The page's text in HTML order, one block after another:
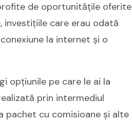
de oportunitățile oferite
investițiile care erau odată
la internet și o
opțiunile pe care le ai la
prin intermediul
pachet cu comisioane și alte